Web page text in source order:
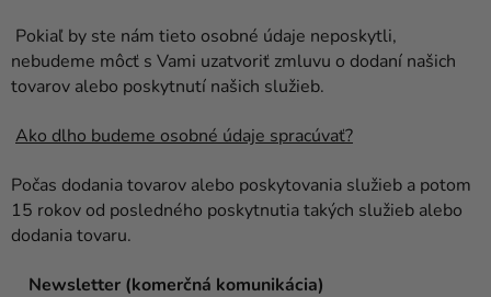
Pokiaľ by ste nám tieto osobné údaje neposkytli,
nebudeme môcť s Vami uzatvoriť zmluvu o dodaní našich
tovarov alebo poskytnutí našich služieb.
Ako dlho budeme osobné údaje spracúvať?
Počas dodania tovarov alebo poskytovania služieb a potom
15 rokov od posledného poskytnutia takých služieb alebo
dodania tovaru.
Newsletter (komerčná komunikácia)